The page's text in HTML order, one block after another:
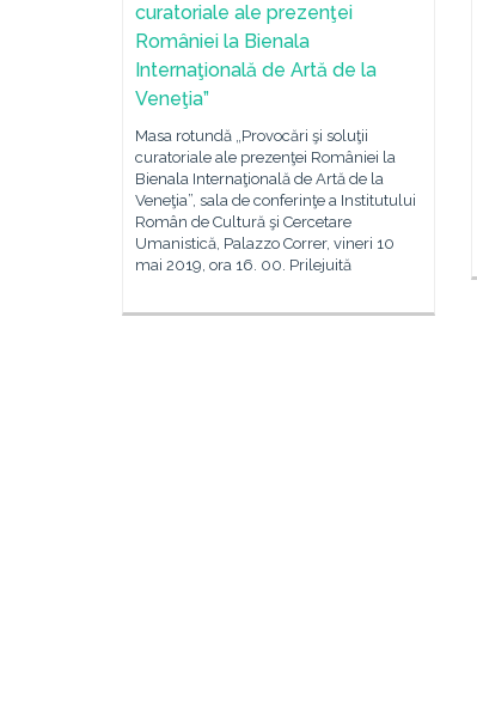
curatoriale ale prezenţei
României la Bienala
Internaţională de Artă de la
Veneţia”
Masa rotundă „Provocări şi soluţii
curatoriale ale prezenţei României la
Bienala Internaţională de Artă de la
Veneţia”, sala de conferinţe a Institutului
Român de Cultură şi Cercetare
Umanistică, Palazzo Correr, vineri 10
mai 2019, ora 16. 00. Prilejuită